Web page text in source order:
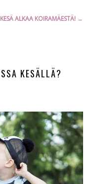
KESÄ ALKAA KOIRAMÄESTÄ! →
KESÄLLÄ?